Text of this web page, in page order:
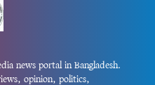
news portal in Bangladesh.
opinion, politics,